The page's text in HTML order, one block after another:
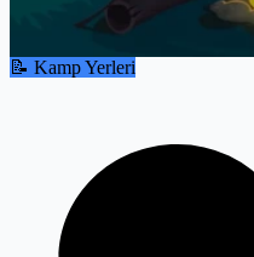
📝 Kamp Yerleri